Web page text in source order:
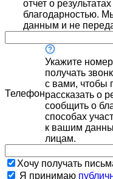
отчет о
благодарностью.
данным и не
Телефон
Укажите
получать
с вами, чтобы
рассказать о
сообщить о
способах
к вашим
лицам.
Хочу получать
Я принимаю